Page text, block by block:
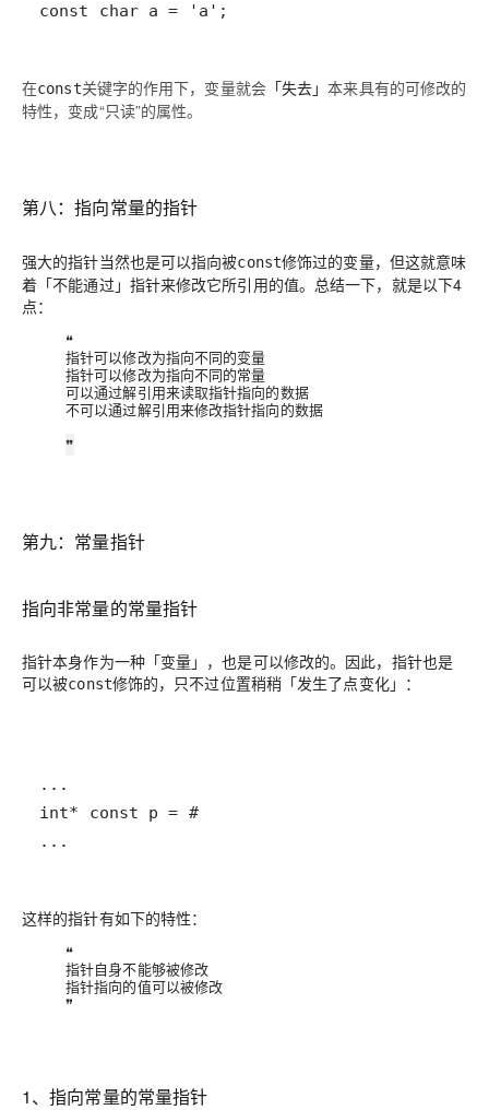
const char a = 'a';
在const关键字的作用下，变量就会「失去」本来具有的可修改的
特性，变成“只读”的属性。
第八：指向常量的指针
强大的指针当然也是可以指向被const修饰过的变量，但这就意味
着 「不能通过」 指针来修改它所引用的值。总结一下，就是以下4
点：
❝
指针可以修改为指向不同的变量
指针可以修改为指向不同的常量
可以通过解引用来读取指针指向的数据
不可以通过解引用来修改指针指向的数据
❞
第九：常量指针
指向非常量的常量指针
指针本身作为一种「变量」 ，也是可以修改的。因此，指针也是
可以被const修饰的，只不过位置稍稍 「发生了点变化」 ：
int* const p = #
...
这样的指针有如下的特性：
❝
指针自身不能够被修改
指针指向的值可以被修改
❞
1、指向常量的常量指针